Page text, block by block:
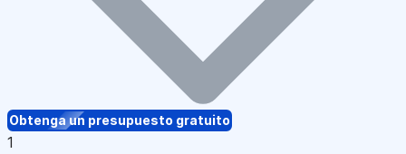
Obtenga un presupuesto gratuito
1